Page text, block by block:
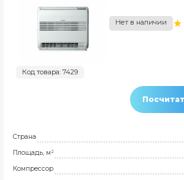
Код товара: 7429
Нет в наличии
Страна
Площадь, м²
Компрессор